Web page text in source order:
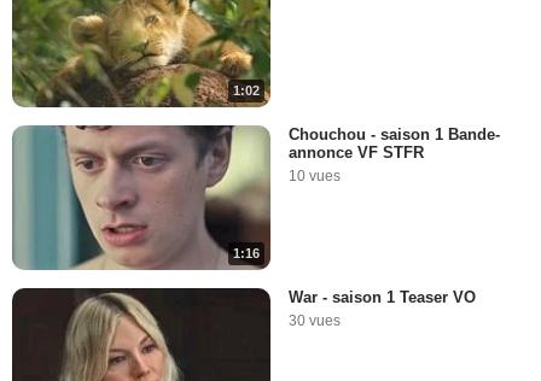
1:02
1:16
Chouchou - saison 1 Bande-
annonce VF STFR
10 vues
War - saison 1 Teaser VO
30 vues